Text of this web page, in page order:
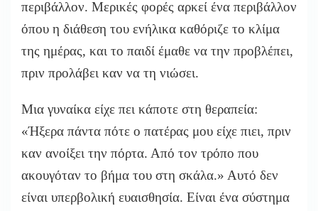
περιβάλλον. Μερικές φορές αρκεί ένα περιβάλλον
όπου η διάθεση του ενήλικα καθόριζε το κλίμα
της ημέρας, και το παιδί έμαθε να την προβλέπει,
πριν προλάβει καν να τη νιώσει.
Μια γυναίκα είχε πει κάποτε στη θεραπεία:
«Ήξερα πάντα πότε ο πατέρας μου είχε πιει, πριν
καν ανοίξει την πόρτα. Από τον τρόπο που
ακουγόταν το βήμα του στη σκάλα.» Αυτό δεν
είναι υπερβολική ευαισθησία. Είναι ένα σύστημα